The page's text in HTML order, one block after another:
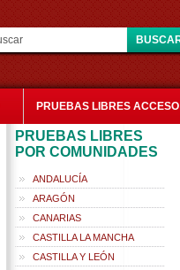
PRUEBAS LIBRES ACCESO
PRUEBAS LIBRES
POR COMUNIDADES
ANDALUCÍA
ARAGÓN
CANARIAS
CASTILLA LA MANCHA
CASTILLA Y LEÓN